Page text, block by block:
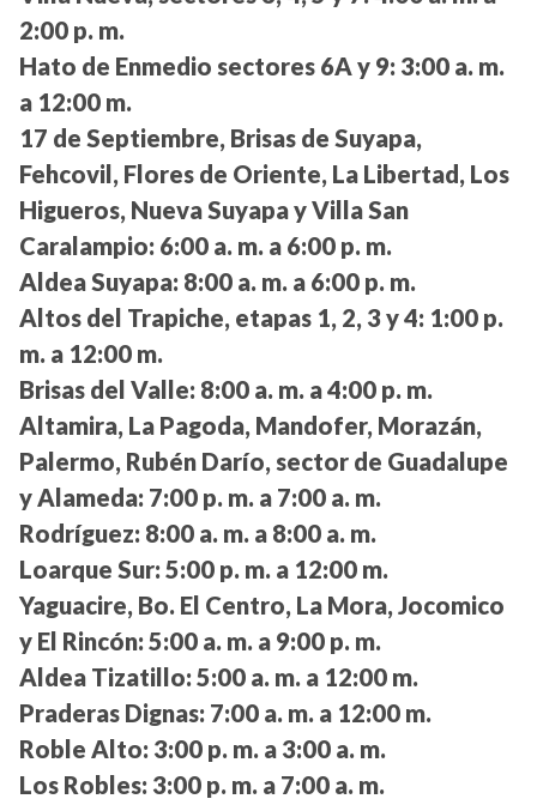
2:00 p. m.
Hato de Enmedio sectores 6A y 9: 3:00 a. m.
a 12:00 m.
17 de Septiembre, Brisas de Suyapa,
Fehcovil, Flores de Oriente, La Libertad, Los
Higueros, Nueva Suyapa y Villa San
Caralampio: 6:00 a. m. a 6:00 p. m.
Aldea Suyapa: 8:00 a. m. a 6:00 p. m.
Altos del Trapiche, etapas 1, 2, 3 y 4: 1:00 p.
m. a 12:00 m.
Brisas del Valle: 8:00 a. m. a 4:00 p. m.
Altamira, La Pagoda, Mandofer, Morazán,
Palermo, Rubén Darío, sector de Guadalupe
y Alameda: 7:00 p. m. a 7:00 a. m.
Rodríguez: 8:00 a. m. a 8:00 a. m.
Loarque Sur: 5:00 p. m. a 12:00 m.
Yaguacire, Bo. El Centro, La Mora, Jocomico
y El Rincón: 5:00 a. m. a 9:00 p. m.
Aldea Tizatillo: 5:00 a. m. a 12:00 m.
Praderas Dignas: 7:00 a. m. a 12:00 m.
Roble Alto: 3:00 p. m. a 3:00 a. m.
Los Robles: 3:00 p. m. a 7:00 a. m.